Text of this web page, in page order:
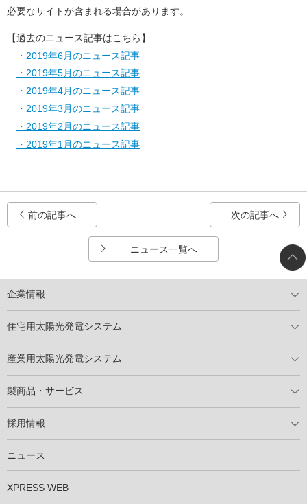
必要なサイトが含まれる場合があります。
【過去のニュース記事はこちら】
・2019年6月のニュース記事
・2019年5月のニュース記事
・2019年4月のニュース記事
・2019年3月のニュース記事
・2019年2月のニュース記事
・2019年1月のニュース記事
前の記事へ
ニュース一覧へ
次の記事へ
企業情報
住宅用太陽光発電システム
産業用太陽光発電システム
製商品・サービス
採用情報
ニュース
XPRESS WEB